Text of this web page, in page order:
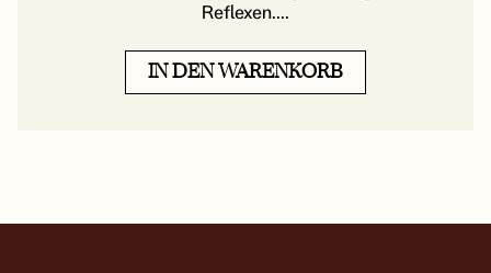
Reflexen....
IN DEN WARENKORB